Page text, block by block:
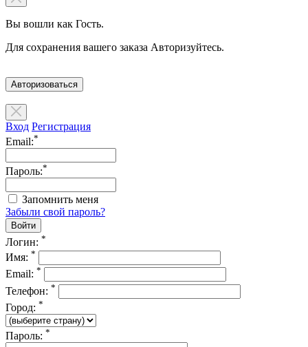
Вы вошли как Гость.
Для сохранения вашего заказа Авторизуйтесь.
Авторизоваться
Вход Регистрация
Email:*
Пароль:*
Запомнить меня
Забыли свой пароль?
Логин: *
Имя: *
Email: *
Телефон: *
Город: *
Пароль: *